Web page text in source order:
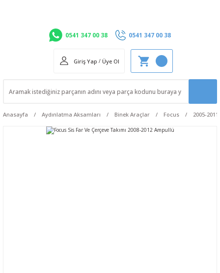
0541 347 00 38 0541 347 00 38
Giriş Yap / Üye Ol
Anasayfa Aydınlatma Aksamları Binek Araçlar Focus 2005-2011